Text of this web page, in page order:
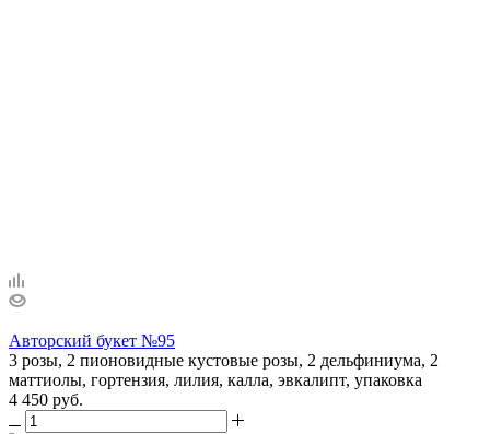
Авторский букет №95
3 розы, 2 пионовидные кустовые розы, 2 дельфиниума, 2
маттиолы, гортензия, лилия, калла, эвкалипт, упаковка
4 450 руб.